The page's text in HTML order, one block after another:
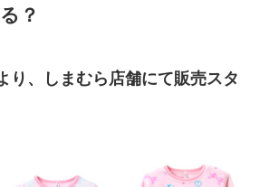
？
り、しまむら店舗にて販売スタ